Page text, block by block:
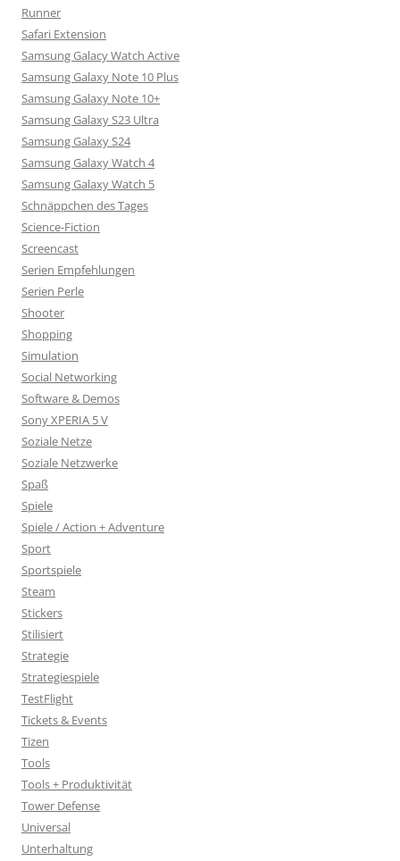
Runner
Safari Extension
Samsung Galacy Watch Active
Samsung Galaxy Note 10 Plus
Samsung Galaxy Note 10+
Samsung Galaxy S23 Ultra
Samsung Galaxy S24
Samsung Galaxy Watch 4
Samsung Galaxy Watch 5
Schnäppchen des Tages
Science-Fiction
Screencast
Serien Empfehlungen
Serien Perle
Shooter
Shopping
Simulation
Social Networking
Software & Demos
Sony XPERIA 5 V
Soziale Netze
Soziale Netzwerke
Spaß
Spiele
Spiele / Action + Adventure
Sport
Sportspiele
Steam
Stickers
Stilisiert
Strategie
Strategiespiele
TestFlight
Tickets & Events
Tizen
Tools
Tools + Produktivität
Tower Defense
Universal
Unterhaltung